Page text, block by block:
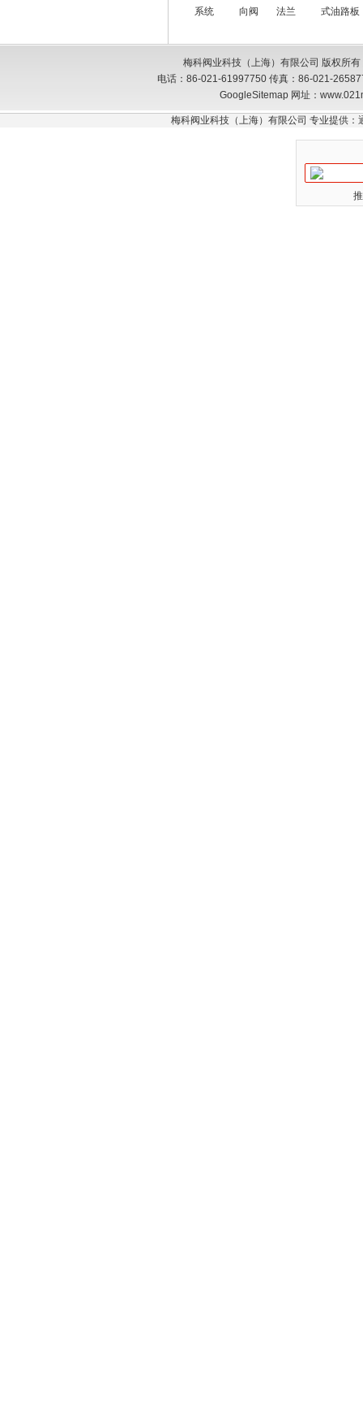
系统
向阀
法兰
式油路板
梅科阀业科技（上海）有限公司 版权所
电话：86-021-61997750 传真：86-021-
GoogleSitemap网址：
梅科阀业科技（上海）有限公司 专业提供